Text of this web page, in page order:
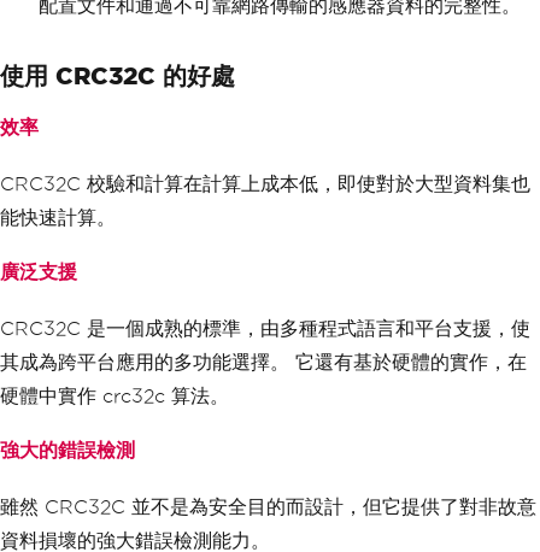
配置文件和通過不可靠網路傳輸的感應器資料的完整性。
使用 CRC32C 的好處
效率
CRC32C 校驗和計算在計算上成本低，即使對於大型資料集也
能快速計算。
廣泛支援
CRC32C 是一個成熟的標準，由多種程式語言和平台支援，使
其成為跨平台應用的多功能選擇。 它還有基於硬體的實作，在
硬體中實作 crc32c 算法。
強大的錯誤檢測
雖然 CRC32C 並不是為安全目的而設計，但它提供了對非故意
資料損壞的強大錯誤檢測能力。